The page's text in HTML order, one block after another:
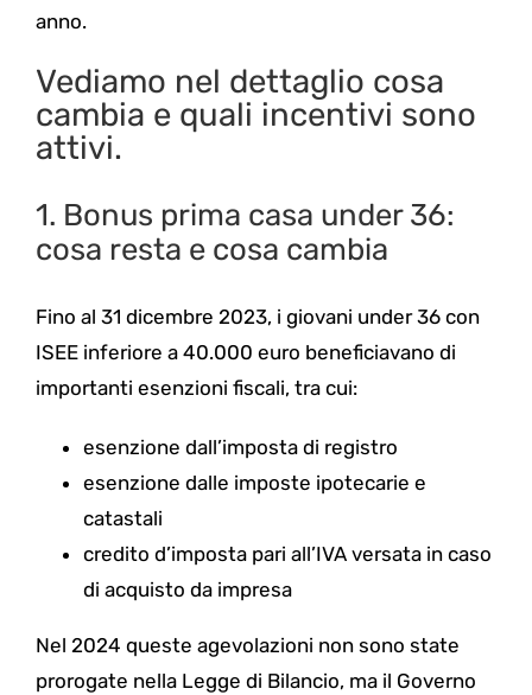
anno.
Vediamo nel dettaglio cosa
cambia e quali incentivi sono
attivi.
1. Bonus prima casa under 36:
cosa resta e cosa cambia
Fino al 31 dicembre 2023, i giovani under 36 con
ISEE inferiore a 40.000 euro beneficiavano di
importanti esenzioni fiscali, tra cui:
esenzione dall’imposta di registro
esenzione dalle imposte ipotecarie e
catastali
credito d’imposta pari all’IVA versata in caso
di acquisto da impresa
Nel 2024 queste agevolazioni non sono state
prorogate nella Legge di Bilancio, ma il Governo